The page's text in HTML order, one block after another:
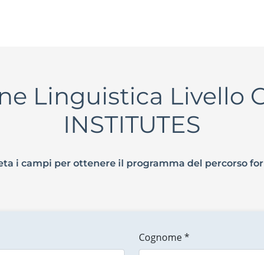
Linguistica Livello
INSTITUTES
i campi per ottenere il programma del percorso
Cognome *